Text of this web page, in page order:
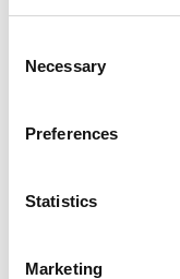
Selection
Necessary
Preferences
Statistics
Marketing
tökéletesen
nélkül.
Többet